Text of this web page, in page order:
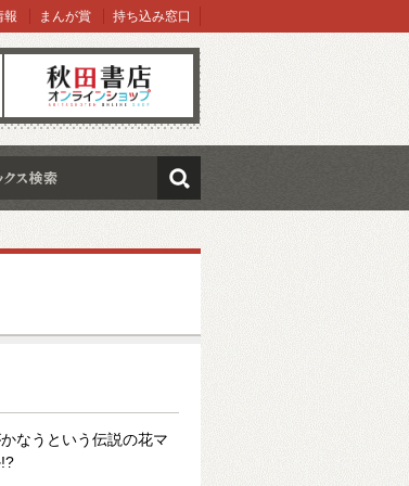
オンラインショップ
報 まんが賞 持ち込み窓口
検索
なうという伝説の花マ